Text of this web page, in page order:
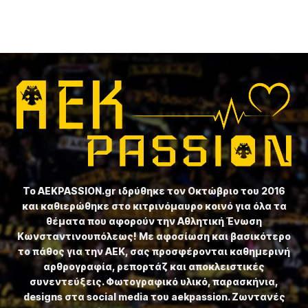
Το ⁦AEKPASSION.gr⁩ ιδρύθηκε τον Οκτώβριο του 2016
και καθιερώθηκε στο κιτρινόμαυρο κοινό για όλα τα
θέματα που αφορούν την Αθλητική Ένωση
Κωνσταντινουπόλεως! Με αφοσίωση και βασικότερο
το πάθος για την ΑΕΚ, σας προσφέρονται καθημερινή
αρθρογραφία, ρεπορτάζ και αποκλειστικές
συνεντεύξεις. Φωτογραφικό υλικό, παρασκήνια,
designs στα social media του aekpassion. Ζωντανές